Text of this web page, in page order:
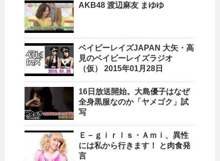
AKB48 渡辺麻友 まゆゆ
ベイビーレイズJAPAN 大矢・高
見のベイビーレイズラジオ
（仮） 2015年01月28日
16日放送開始。大島優子はなぜ
全身黒服なのか「ヤメゴク」試
写
Ｅ－ｇｉｒｌｓ・Ａｍｉ、異性
には私から行きます！ と肉食発
言